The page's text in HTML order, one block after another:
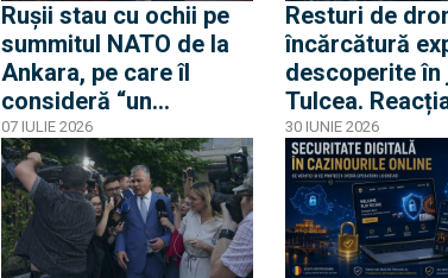
Rușii stau cu ochii pe
summitul NATO de la
Ankara, pe care îl
consideră “un
eveniment de mare
interes”
07 IULIE 2026
Resturi de
încărcătură
descoperite în
Tulcea.
a Ministerului
30 IUNIE 2026